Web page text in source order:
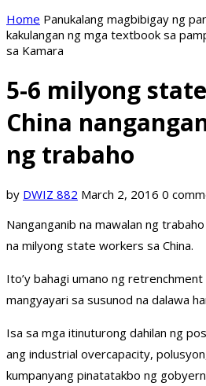
Home Panukalang magbibigay ng
kakulangan ng mga textbook sa
sa Kamara
5-6 milyong
China
ng trabaho
by DWIZ 882 March 2, 2016 0
Nanganganib na mawalan ng
na milyong state workers sa China.
Ito’y bahagi umano ng
mangyayari sa susunod na dalawa
Isa sa mga itinuturong dahilan ng
ang industrial overcapacity,
kumpanyang pinatatakbo ng